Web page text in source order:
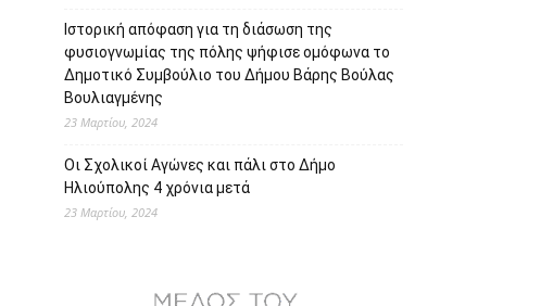
Ιστορική απόφαση για τη διάσωση της
φυσιογνωμίας της πόλης ψήφισε ομόφωνα το
Δημοτικό Συμβούλιο του Δήμου Βάρης Βούλας
Βουλιαγμένης
23 Μαρτίου, 2024
Οι Σχολικοί Αγώνες και πάλι στο Δήμο
Ηλιούπολης 4 χρόνια μετά
23 Μαρτίου, 2024